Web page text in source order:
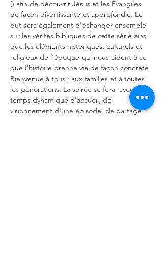
() afin de découvrir Jésus et les Évangiles
de façon divertissante et approfondie. Le
but sera également d'échanger ensemble
sur les vérités bibliques de cette série ainsi
que les éléments historiques, culturels et
religieux de l'époque qui nous aident à ce
que l'histoire prenne vie de façon concrète.
Bienvenue à tous : aux familles et à toutes
les générations. La soirée se fera avec un
temps dynamique d'accueil, de
visionnement d'une épisode, de partage